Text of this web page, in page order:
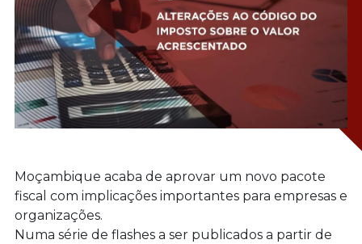
Moçambique acaba de aprovar um novo pacote
fiscal com implicações importantes para empresas e
organizações.
Numa série de flashes a ser publicados a partir de